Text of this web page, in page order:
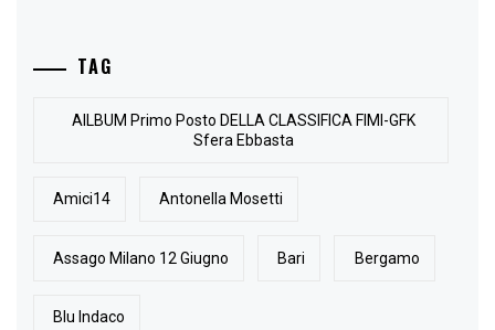
TAG
AlLBUM Primo Posto DELLA CLASSIFICA FIMI-GFK
Sfera Ebbasta
Amici14 Antonella Mosetti
Assago Milano 12 Giugno Bari Bergamo
Blu Indaco